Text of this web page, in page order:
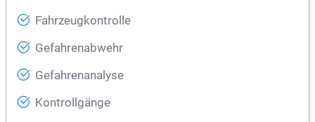
Fahrzeugkontrolle
Gefahrenabwehr
Gefahrenanalyse
Kontrollgänge